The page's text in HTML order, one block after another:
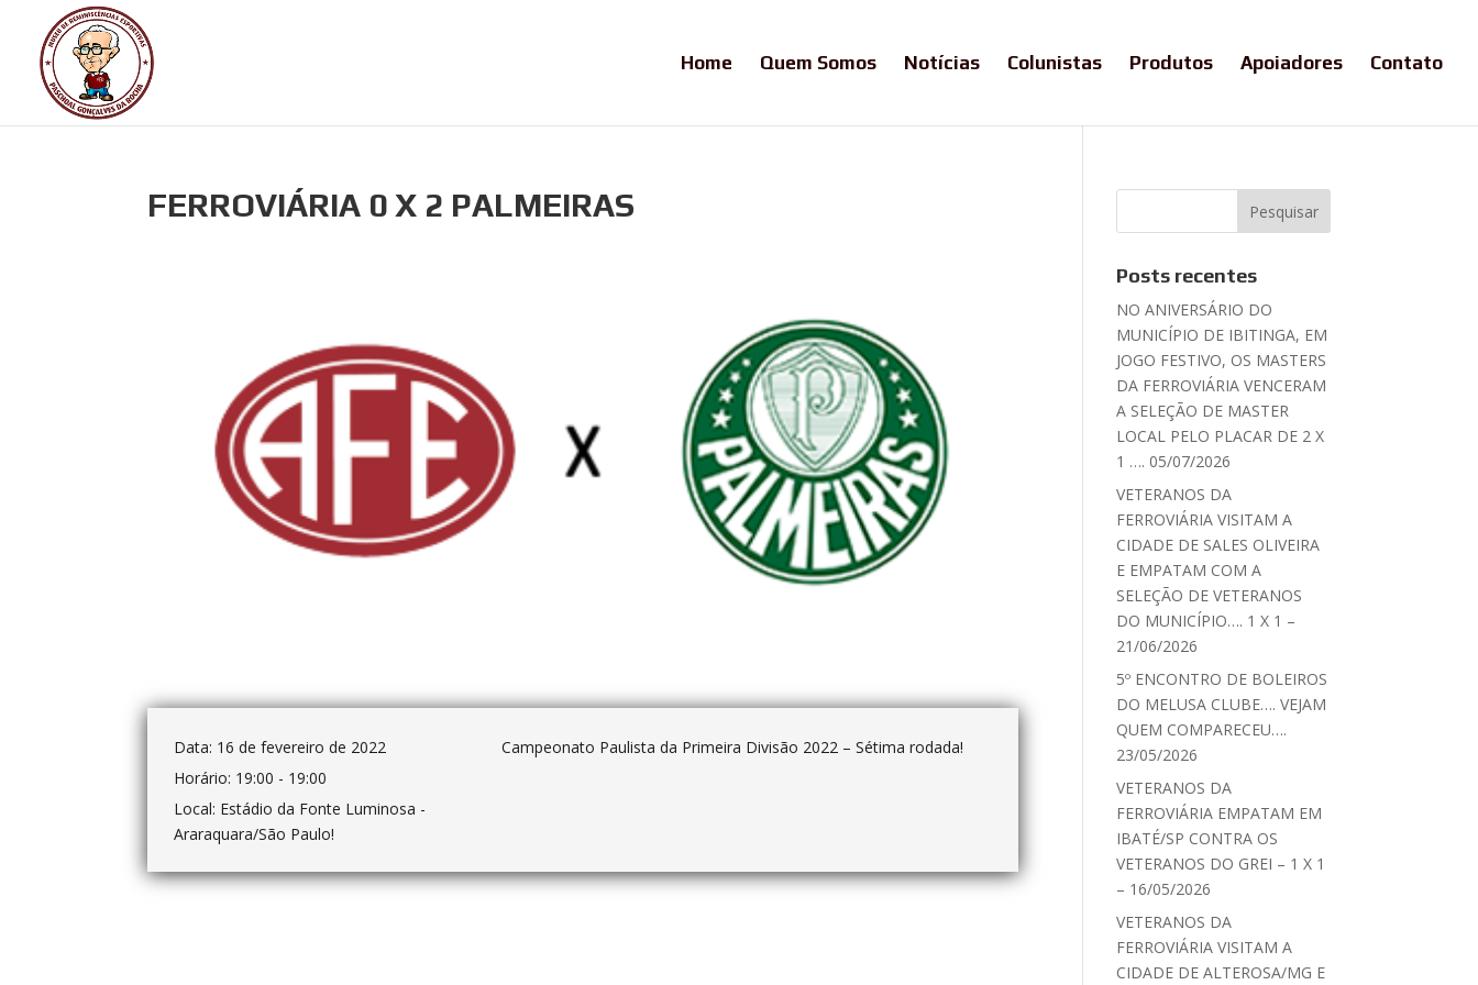
Home Quem Somos Notícias Colunistas Produtos Apoiadores Contato
FERROVIÁRIA 0 X 2 PALMEIRAS
Data: 16 de fevereiro de 2022
Horário: 19:00 - 19:00
Local: Estádio da Fonte Luminosa -
Araraquara/São Paulo!
Campeonato Paulista da Primeira Divisão 2022 – Sétima rodada!
Posts recentes
NO ANIVERSÁRIO DO
MUNICÍPIO DE IBITINGA, EM
JOGO FESTIVO, OS MASTERS
DA FERROVIÁRIA VENCERAM
A SELEÇÃO DE MASTER
LOCAL PELO PLACAR DE 2 X
1 …. 05/07/2026
VETERANOS DA
FERROVIÁRIA VISITAM A
CIDADE DE SALES OLIVEIRA
E EMPATAM COM A
SELEÇÃO DE VETERANOS
DO MUNICÍPIO…. 1 X 1 –
21/06/2026
5º ENCONTRO DE BOLEIROS
DO MELUSA CLUBE…. VEJAM
QUEM COMPARECEU….
23/05/2026
VETERANOS DA
FERROVIÁRIA EMPATAM EM
IBATÉ/SP CONTRA OS
VETERANOS DO GREI – 1 X 1
– 16/05/2026
VETERANOS DA
FERROVIÁRIA VISITAM A
CIDADE DE ALTEROSA/MG E